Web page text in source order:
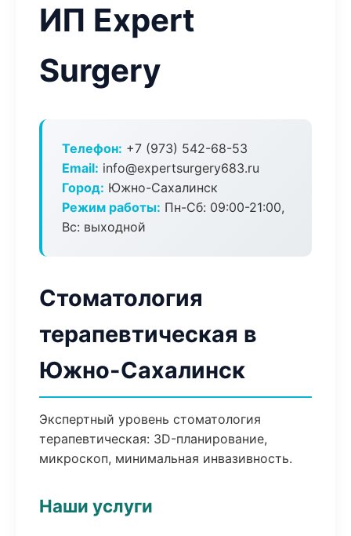
ИП Expert
Surgery
Телефон: +7 (973) 542-68-53
Email: info@expertsurgery683.ru
Город: Южно-Сахалинск
Режим работы: Пн-Сб: 09:00-21:00,
Вс: выходной
Стоматология
терапевтическая в
Южно-Сахалинск
Экспертный уровень стоматология
терапевтическая: 3D-планирование,
микроскоп, минимальная инвазивность.
Наши услуги